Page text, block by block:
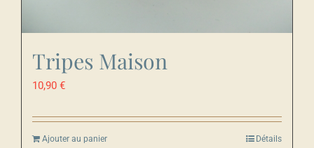
Tripes Maison
10,90 €
Ajouter au panier Détails